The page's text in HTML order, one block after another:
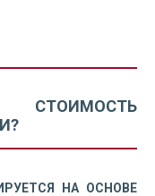
НА ОСНОВЕ